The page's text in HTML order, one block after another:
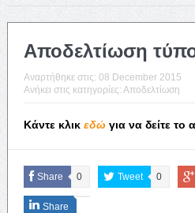
Αποδελτίωση
Αναρτήθηκε στις: 08 December 2015
Ανήκει στις κατηγορίες: Αποδελτίωση
Κάντε κλικ εδώγια να δείτε το
Share 0 Tweet 0
Share